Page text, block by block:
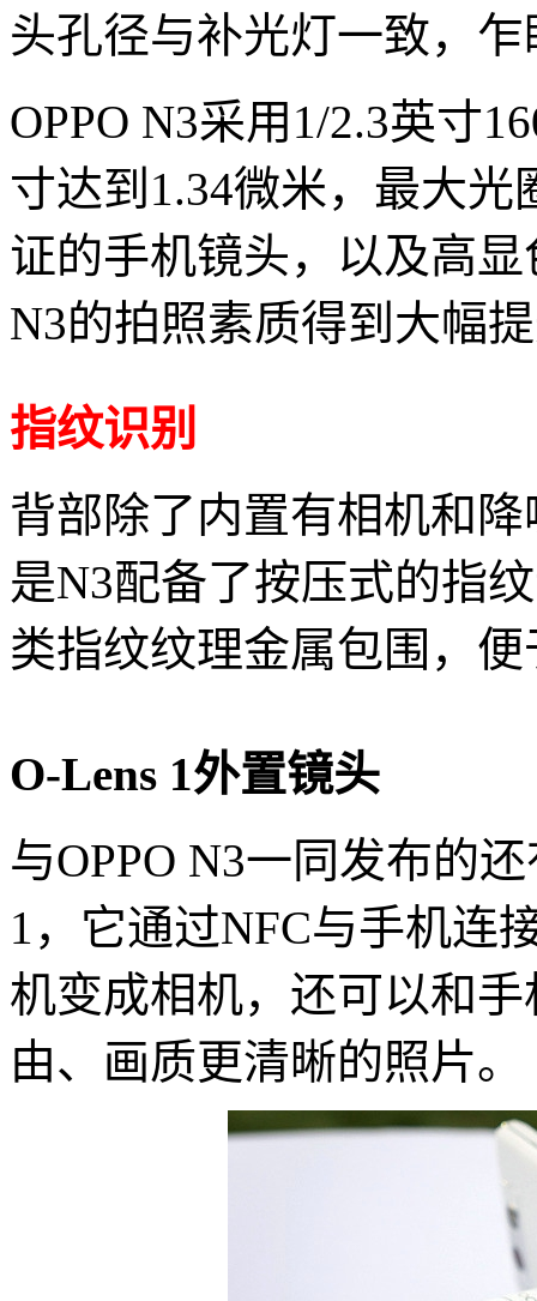
头孔径与补光灯一致，
OPPO N3采用1/2.3英寸
寸达到1.34微米，最大
证的手机镜头，以及高
N3的拍照素质得到大幅
指纹识别
背部除了内置有相机和
是N3配备了按压式的指
类指纹纹理金属包围，
O-Lens 1外置镜头
与OPPO N3一同发布的
1，它通过NFC与手机连
机变成相机，还可以和
由、画质更清晰的照片。